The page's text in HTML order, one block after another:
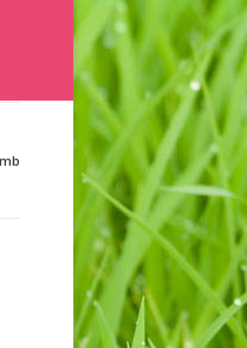
กำลังกายกลางแจ้ง